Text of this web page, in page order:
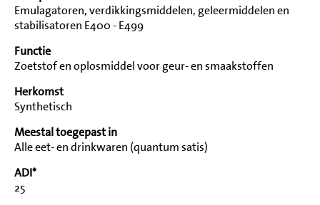
Emulagatoren, verdikkingsmiddelen, geleermiddelen en
stabilisatoren E400 - E499
Functie
Zoetstof en oplosmiddel voor geur- en smaakstoffen
Herkomst
Synthetisch
Meestal toegepast in
Alle eet- en drinkwaren (quantum satis)
ADI*
25